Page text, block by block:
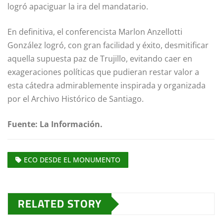
logró apaciguar la ira del mandatario.
En definitiva, el conferencista Marlon Anzellotti
González logró, con gran facilidad y éxito, desmitificar
aquella supuesta paz de Trujillo, evitando caer en
exageraciones ­políticas que pudieran restar valor a
esta cátedra admirablemente inspirada y organizada
por el Archivo Histórico de Santiago.
Fuente: La Información.
ECO DESDE EL MONUMENTO
RELATED STORY